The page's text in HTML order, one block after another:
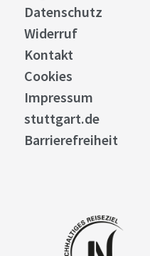
Datenschutz
Widerruf
Kontakt
Cookies
Impressum
stuttgart.de
Barrierefreiheit